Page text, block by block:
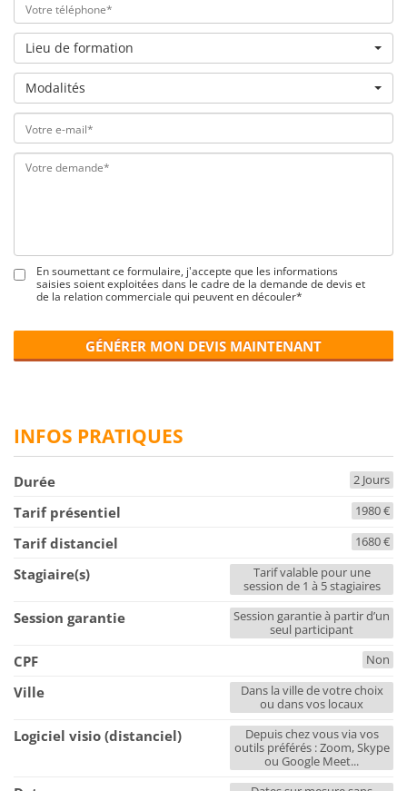
Lieu de formation
Modalités
En soumettant ce formulaire, j'accepte que les informations
saisies soient exploitées dans le cadre de la demande de devis et
de la relation commerciale qui peuvent en découler*
GÉNÉRER MON DEVIS MAINTENANT
INFOS PRATIQUES
Durée 2 Jours
Tarif présentiel 1980 €
Tarif distanciel 1680 €
Stagiaire(s)
Tarif valable pour une
session de 1 à 5 stagiaires
Session garantie
Session garantie à partir d’un
seul participant
CPF Non
Ville
Dans la ville de votre choix
ou dans vos locaux
Logiciel visio (distanciel)
Depuis chez vous via vos
outils préférés : Zoom, Skype
ou Google Meet...